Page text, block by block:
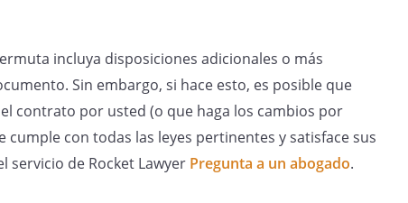
incluya disposiciones adicionales o más
Sin embargo, si hace esto, es posible que
contrato por usted (o que haga los cambios por
cumple con todas las leyes pertinentes y satisface sus
servicio de Rocket Lawyer Pregunta a un abogado.